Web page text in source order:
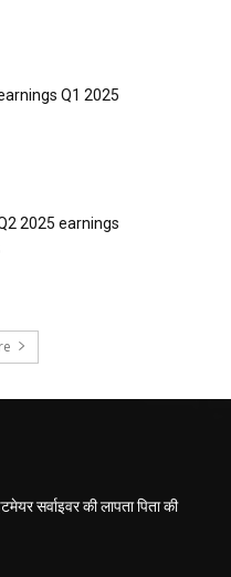
Q1 2025
2025 earnings
सर्वाइवर की लापता पिता की